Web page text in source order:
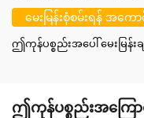
မေးမြန်းစုံစမ်းရန် အကော
ဤကုန်ပစ္စည်းအပေါ် မေးမြန်းခ
ဤကုန်ပစ္စည်းအကြော